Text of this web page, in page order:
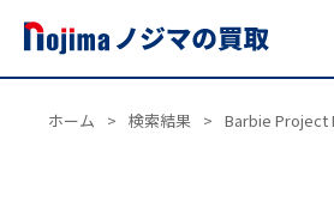
ホーム > 検索結果 > Barbie Project